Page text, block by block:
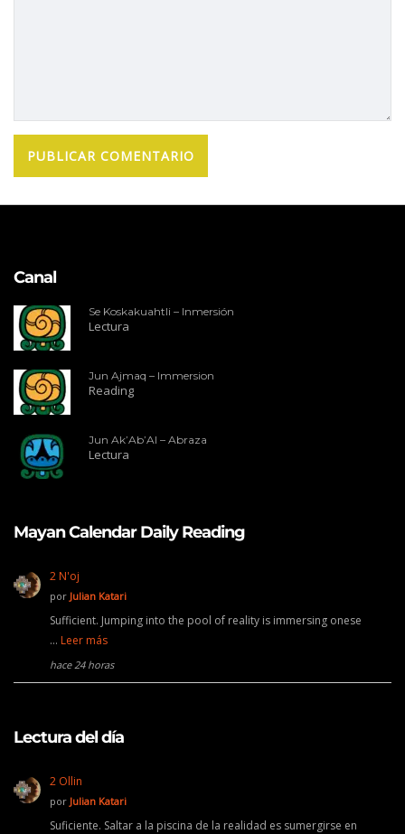
Canal
Se Koskakuahtli – Inmersión
Lectura
Jun Ajmaq – Immersion
Reading
Jun Ak’Ab’Al – Abraza
Lectura
Mayan Calendar Daily Reading
2 N'oj
por Julian Katari
Sufficient. Jumping into the pool of reality is immersing onese
… Leer más
hace 24 horas
Lectura del día
2 Ollin
por Julian Katari
Suficiente. Saltar a la piscina de la realidad es sumergirse en